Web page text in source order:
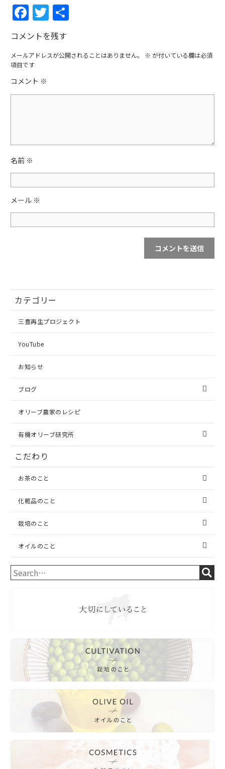
F
a
c
e
b
o
T
w
itt
er
コメントを残す
メールアドレスが公開されることはありません。 ※ が付いている欄は必須
項目です
コメント ※
名前 ※
メール ※
カテゴリー
三豊再生プロジェクト
YouTube
お知らせ
ブログ
オリーブ農家のレシピ
有機オリーブ研究所
こだわり
お茶のこと
化粧品のこと
栽培のこと
オイルのこと